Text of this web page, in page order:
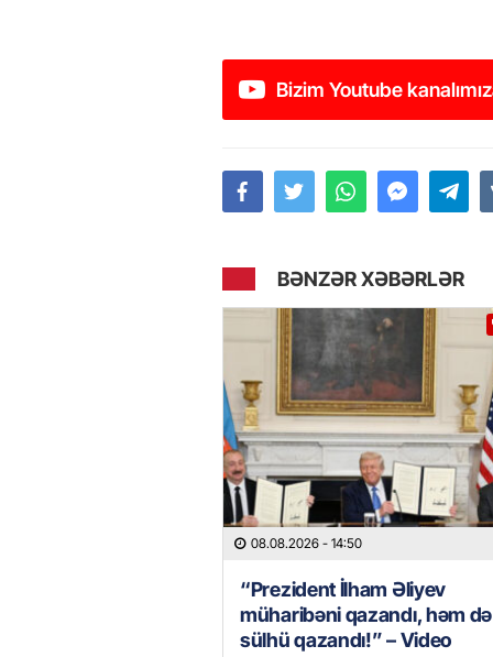
Bizim Youtube
BƏNZƏR XƏBƏRLƏR
08.08.2026 - 14:50
“Prezident İlham Əliyev
müharibəni qazandı, həm də
sülhü qazandı!” – Video